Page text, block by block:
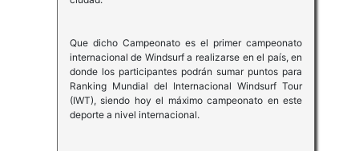
Que dicho Campeonato es el primer campeonato
internacional de Windsurf a realizarse en el país, en
donde los participantes podrán sumar puntos para
Ranking Mundial del Internacional Windsurf Tour
(IWT), siendo hoy el máximo campeonato en este
deporte a nivel internacional.